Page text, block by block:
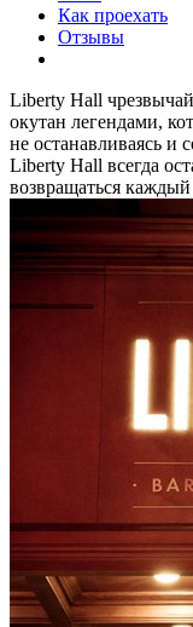
Как проехать
Отзывы
Liberty Hall
окутан легендами,
не останавливаясь и
Liberty Hall всегда
возвращаться каждый